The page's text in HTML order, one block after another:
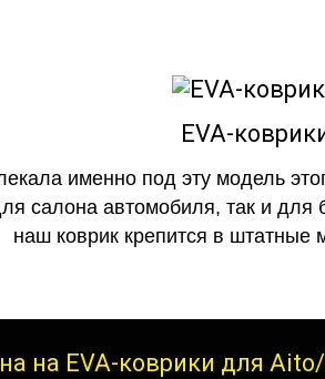
EVA-
именно под эту модель
салона автомобиля, так и для
наш коврик крепится в штатные
на EVA-коврики для